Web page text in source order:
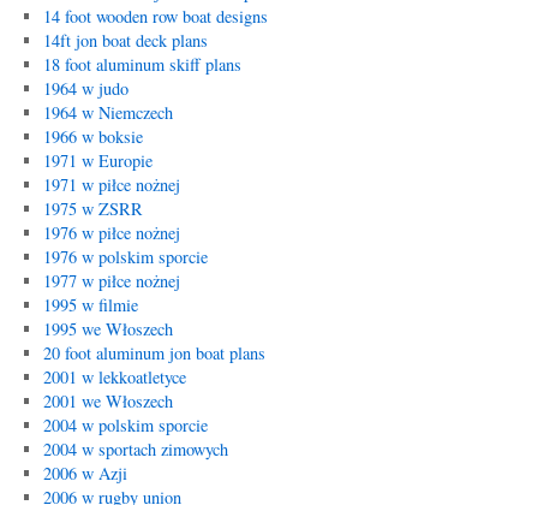
14 foot wooden row boat designs
14ft jon boat deck plans
18 foot aluminum skiff plans
1964 w judo
1964 w Niemczech
1966 w boksie
1971 w Europie
1971 w piłce nożnej
1975 w ZSRR
1976 w piłce nożnej
1976 w polskim sporcie
1977 w piłce nożnej
1995 w filmie
1995 we Włoszech
20 foot aluminum jon boat plans
2001 w lekkoatletyce
2001 we Włoszech
2004 w polskim sporcie
2004 w sportach zimowych
2006 w Azji
2006 w rugby union